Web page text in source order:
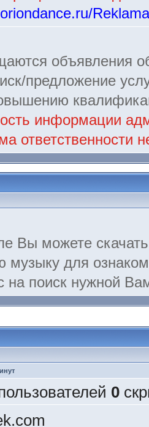
Reklama
объявления
предложение
информации
ответственности
Вы можете
музыку для
на поиск нужной
0